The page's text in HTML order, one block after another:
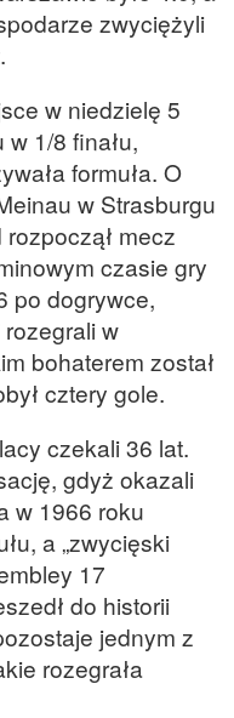
zwyciężyli
w niedzielę 5
1/8 finału,
formuła. O
w Strasburgu
mecz
czasie gry
po dogrywce,
w
bohaterem został
cztery gole.
czekali 36 lat.
gdyż okazali
w 1966 roku
a „zwycięski
17
do historii
jednym z
rozegrała